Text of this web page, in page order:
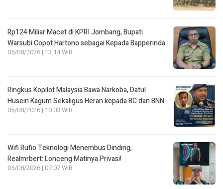
Rp124 Miliar Macet di KPRI Jombang, Bupati
Warsubi Copot Hartono sebagai Kepada Bapperinda
05/08/2026 | 13:14 WIB
Ringkus Kopilot Malaysia Bawa Narkoba, Datul
Husein Kagum Sekaligus Heran kepada BC dan BNN
05/08/2026 | 10:03 WIB
Wifi Rufio Teknologi Menembus Dinding,
Realmrbert: Lonceng Matinya Privasi!
05/08/2026 | 07:07 WIB